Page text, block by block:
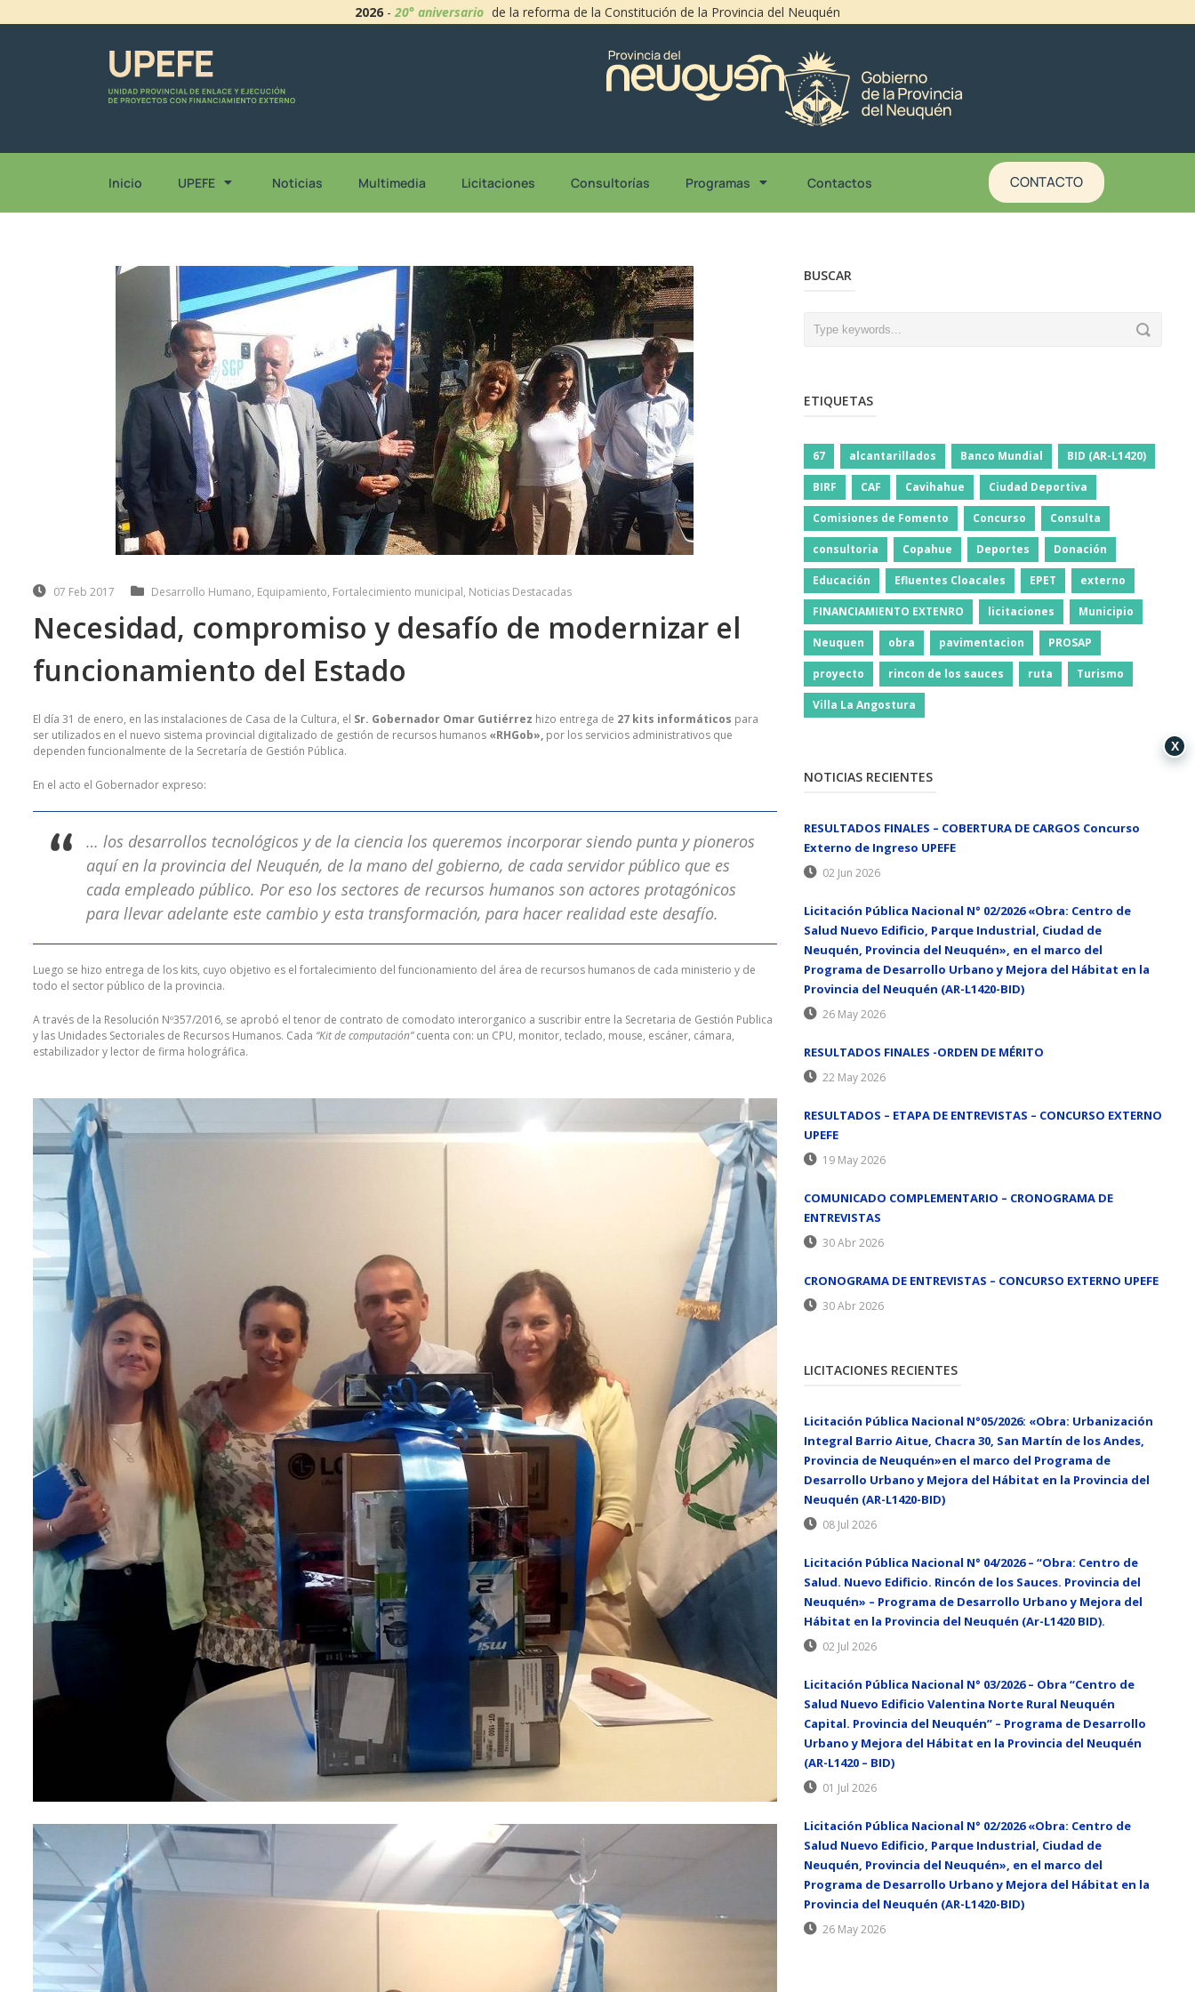
2026 -20° aniversario de la reforma de la Constitución de la Provincia del Neuquén
Inicio UPEFE Noticias Multimedia Licitaciones Consultorías Programas Contactos CONTACTO
07 Feb 2017 Desarrollo Humano, Equipamiento, Fortalecimiento municipal, Noticias Destacadas
Necesidad, compromiso y desafío de modernizar el
funcionamiento del Estado
El día 31 de enero, en las instalaciones de Casa de la Cultura, el Sr. Gobernador Omar Gutiérrez hizo entrega de 27 kits informáticos para
ser utilizados en el nuevo sistema provincial digitalizado de gestión de recursos humanos «RHGob», por los servicios administrativos que
dependen funcionalmente de la Secretaría de Gestión Pública.
En el acto el Gobernador expreso:
… los desarrollos tecnológicos y de la ciencia los queremos incorporar siendo punta y pioneros
aquí en la provincia del Neuquén, de la mano del gobierno, de cada servidor público que es
cada empleado público. Por eso los sectores de recursos humanos son actores protagónicos
para llevar adelante este cambio y esta transformación, para hacer realidad este desafío.
Luego se hizo entrega de los kits, cuyo objetivo es el fortalecimiento del funcionamiento del área de recursos humanos de cada ministerio y de
todo el sector público de la provincia.
A través de la Resolución Nº357/2016, se aprobó el tenor de contrato de comodato interorganico a suscribir entre la Secretaria de Gestión Publica
y las Unidades Sectoriales de Recursos Humanos. Cada “Kit de computación”cuenta con: un CPU, monitor, teclado, mouse, escáner, cámara,
estabilizador y lector de firma holográfica.
BUSCAR
ETIQUETAS
67 alcantarillados Banco Mundial BID (AR-L1420)
BIRF CAF Cavihahue Ciudad Deportiva
Comisiones de Fomento Concurso Consulta
consultoria Copahue Deportes Donación
Educación Efluentes Cloacales EPET externo
FINANCIAMIENTO EXTENRO licitaciones Municipio
Neuquen obra pavimentacion PROSAP
proyecto rincon de los sauces ruta Turismo
Villa La Angostura
NOTICIAS RECIENTES
RESULTADOS FINALES – COBERTURA DE CARGOS Concurso
Externo de Ingreso UPEFE
02 Jun 2026
Licitación Pública Nacional N° 02/2026 «Obra: Centro de
Salud Nuevo Edificio, Parque Industrial, Ciudad de
Neuquén, Provincia del Neuquén», en el marco del
Programa de Desarrollo Urbano y Mejora del Hábitat en la
Provincia del Neuquén (AR-L1420-BID)
26 May 2026
RESULTADOS FINALES -ORDEN DE MÉRITO
22 May 2026
RESULTADOS – ETAPA DE ENTREVISTAS – CONCURSO EXTERNO
UPEFE
19 May 2026
COMUNICADO COMPLEMENTARIO – CRONOGRAMA DE
ENTREVISTAS
30 Abr 2026
CRONOGRAMA DE ENTREVISTAS – CONCURSO EXTERNO UPEFE
30 Abr 2026
LICITACIONES RECIENTES
Licitación Pública Nacional N°05/2026: «Obra: Urbanización
Integral Barrio Aitue, Chacra 30, San Martín de los Andes,
Provincia de Neuquén»en el marco del Programa de
Desarrollo Urbano y Mejora del Hábitat en la Provincia del
Neuquén (AR-L1420-BID)
08 Jul 2026
Licitación Pública Nacional N° 04/2026 – “Obra: Centro de
Salud. Nuevo Edificio. Rincón de los Sauces. Provincia del
Neuquén» – Programa de Desarrollo Urbano y Mejora del
Hábitat en la Provincia del Neuquén (Ar-L1420 BID).
02 Jul 2026
Licitación Pública Nacional N° 03/2026 – Obra “Centro de
Salud Nuevo Edificio Valentina Norte Rural Neuquén
Capital. Provincia del Neuquén” – Programa de Desarrollo
Urbano y Mejora del Hábitat en la Provincia del Neuquén
(AR-L1420 – BID)
01 Jul 2026
Licitación Pública Nacional N° 02/2026 «Obra: Centro de
Salud Nuevo Edificio, Parque Industrial, Ciudad de
Neuquén, Provincia del Neuquén», en el marco del
Programa de Desarrollo Urbano y Mejora del Hábitat en la
Provincia del Neuquén (AR-L1420-BID)
26 May 2026
X